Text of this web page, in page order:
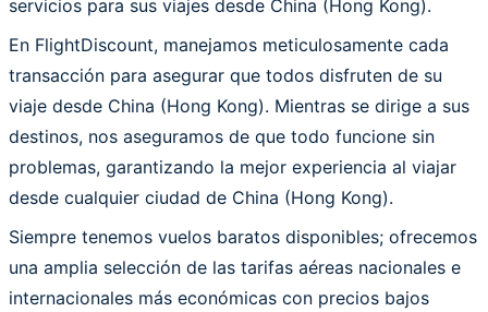
servicios para sus viajes desde China (Hong Kong).
En FlightDiscount, manejamos meticulosamente cada
transacción para asegurar que todos disfruten de su
viaje desde China (Hong Kong). Mientras se dirige a sus
destinos, nos aseguramos de que todo funcione sin
problemas, garantizando la mejor experiencia al viajar
desde cualquier ciudad de China (Hong Kong).
Siempre tenemos vuelos baratos disponibles; ofrecemos
una amplia selección de las tarifas aéreas nacionales e
internacionales más económicas con precios bajos